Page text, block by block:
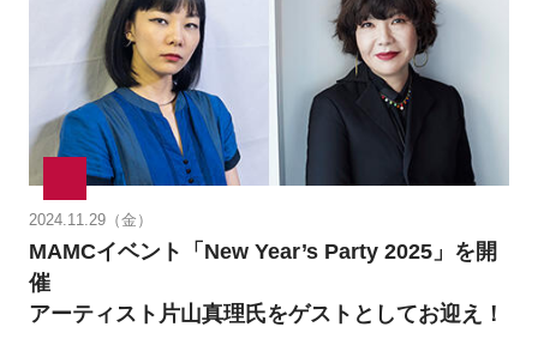
2024.11.29（金）
MAMCイベント「New Year’s Party 2025」を開
催
アーティスト片山真理氏をゲストとしてお迎え！